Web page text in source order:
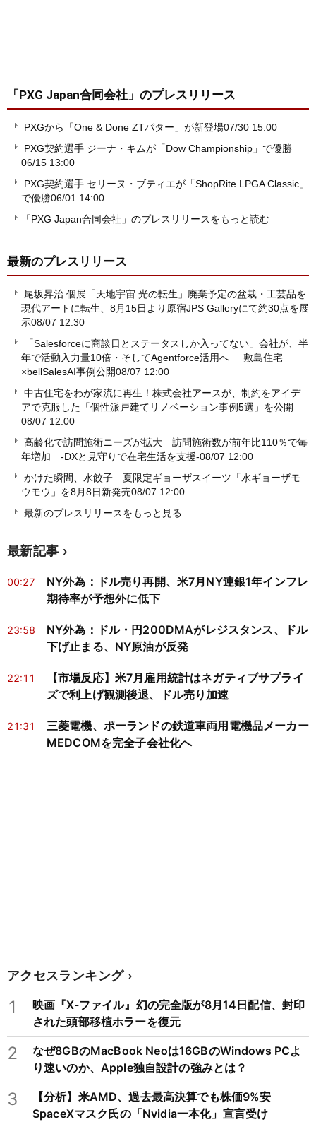
「PXG Japan合同会社」 のプレスリリース
PXGから「One & Done ZTパター」が新登場07/30 15:00
PXG契約選手 ジーナ・キムが「Dow Championship」で優勝
06/15 13:00
PXG契約選手 セリーヌ・ブティエが「ShopRite LPGA Classic」
で優勝06/01 14:00
「PXG Japan合同会社」のプレスリリースをもっと読む
最新のプレスリリース
尾坂昇治 個展「天地宇宙 光の転生」廃棄予定の盆栽・工芸品を
現代アートに転生、8月15日より原宿JPS Galleryにて約30点を展
示08/07 12:30
「Salesforceに商談日とステータスしか入ってない」会社が、半
年で活動入力量10倍・そしてAgentforce活用へ──敷島住宅
×bellSalesAI事例公開08/07 12:00
中古住宅をわが家流に再生！株式会社アースが、制約をアイデ
アで克服した「個性派戸建てリノベーション事例5選」を公開
08/07 12:00
高齢化で訪問施術ニーズが拡大 訪問施術数が前年比110％で毎
年増加 -DXと見守りで在宅生活を支援-08/07 12:00
かけた瞬間、水餃子 夏限定ギョーザスイーツ「水ギョーザモ
ウモウ」を8月8日新発売08/07 12:00
最新のプレスリリースをもっと見る
最新記事
00:27
NY外為：ドル売り再開、米7月NY連銀1年インフレ
期待率が予想外に低下
23:58
NY外為：ドル・円200DMAがレジスタンス、ドル
下げ止まる、NY原油が反発
22:11
【市場反応】米7月雇用統計はネガティブサプライ
ズで利上げ観測後退、ドル売り加速
21:31
三菱電機、ポーランドの鉄道車両用電機品メーカー
MEDCOMを完全子会社化へ
アクセスランキング
1
映画『X-ファイル』幻の完全版が8月14日配信、封印
された頭部移植ホラーを復元
2
なぜ8GBのMacBook Neoは16GBのWindows PCよ
り速いのか、Apple独自設計の強みとは？
3
【分析】米AMD、過去最高決算でも株価9%安
SpaceXマスク氏の「Nvidia一本化」宣言受け